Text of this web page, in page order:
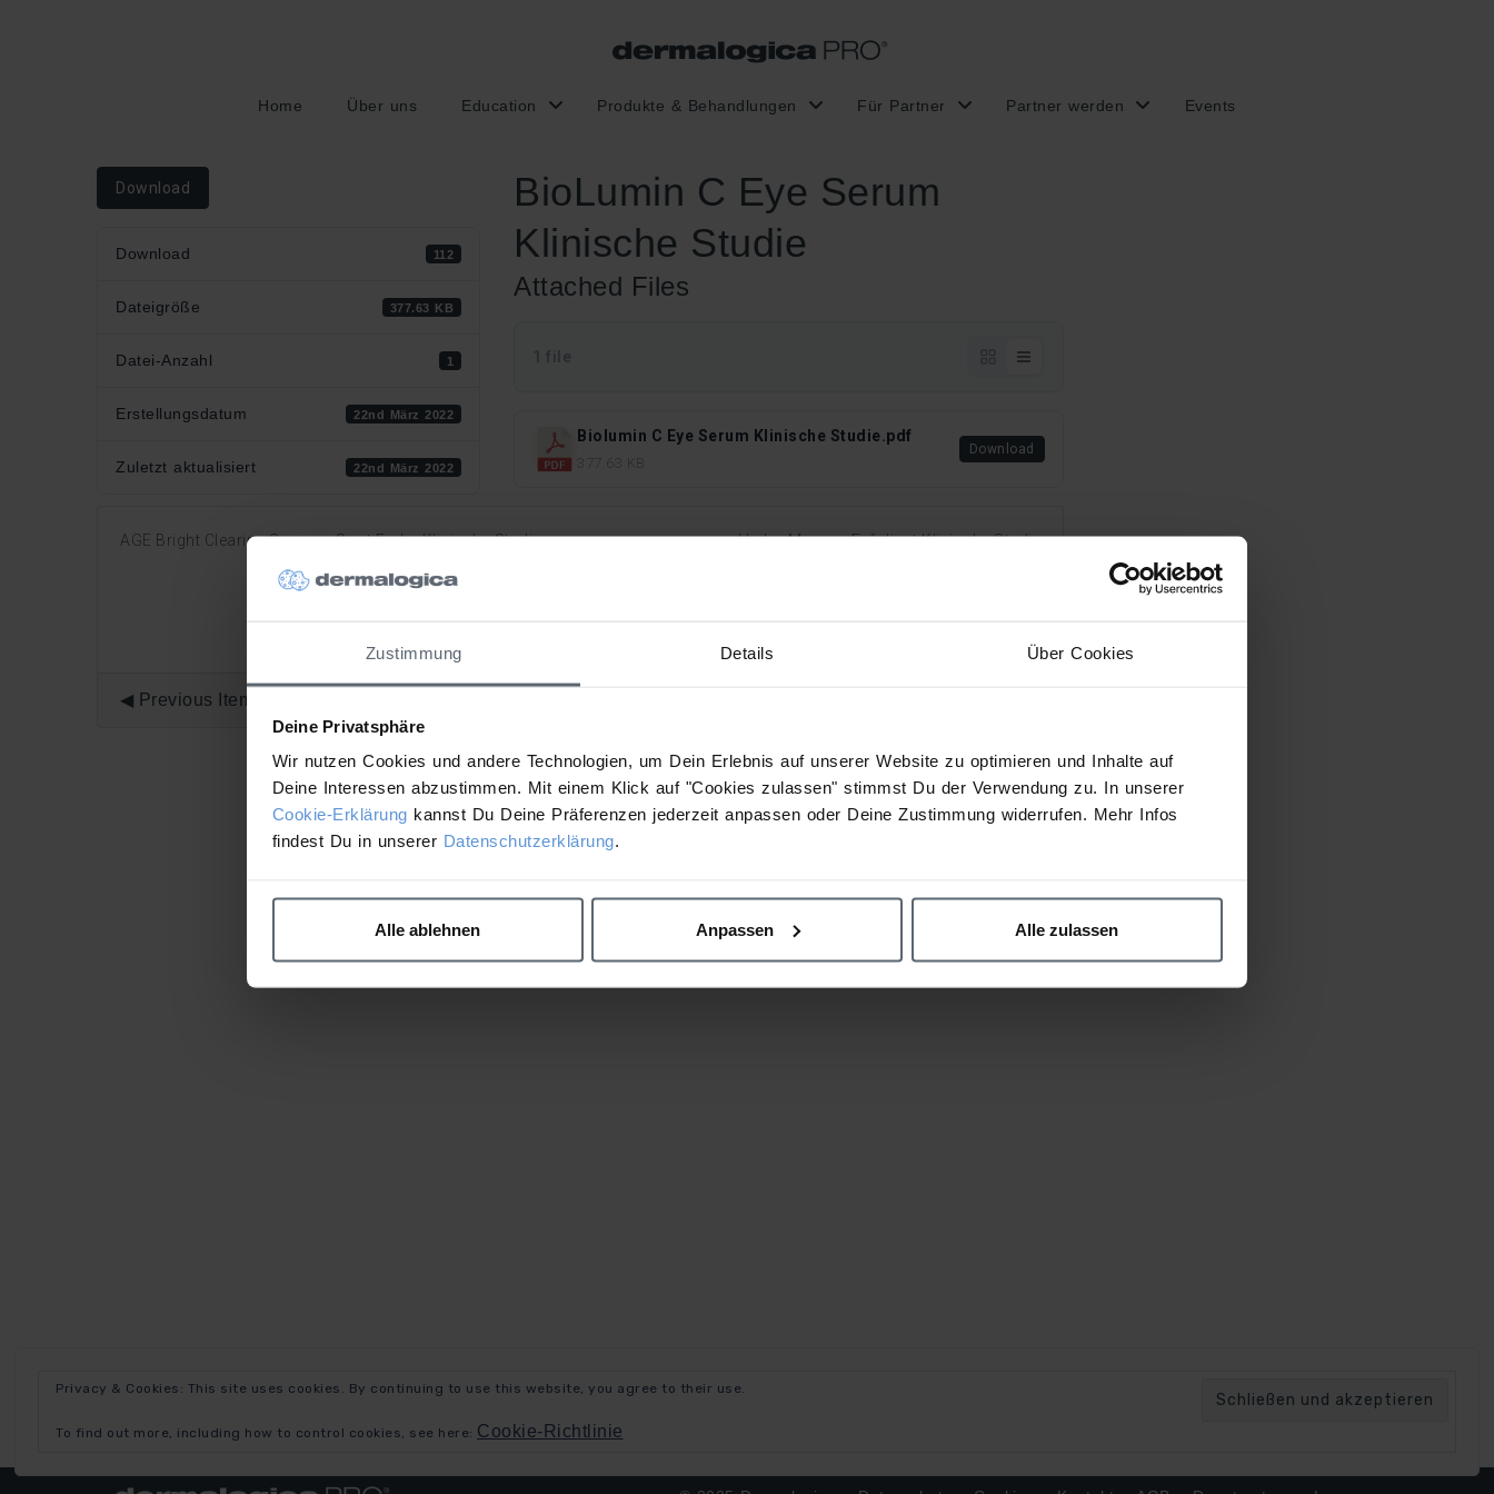
Zustimmung Details Über Cookies
Deine Privatsphäre
Wir nutzen Cookies und andere Technologien, um Dein Erlebnis auf unserer Website zu optimieren und Inhalte auf
Deine Interessen abzustimmen. Mit einem Klick auf "Cookies zulassen" stimmst Du der Verwendung zu. In unserer
Cookie-Erklärung kannst Du Deine Präferenzen jederzeit anpassen oder Deine Zustimmung widerrufen. Mehr Infos
findest Du in unserer Datenschutzerklärung.
Alle ablehnen Anpassen Alle zulassen
Home Über uns Education Produkte & Behandlungen Für Partner Partner werden Events
Download
Download 112
Dateigröße 377.63 KB
Datei-Anzahl 1
Erstellungsdatum 22nd März 2022
Zuletzt aktualisiert 22nd März 2022
BioLumin C Eye Serum
Klinische Studie
Attached Files
1 file
Biolumin C Eye Serum Klinische Studie.pdf
377.63 KB
Download
AGE Bright Clearing Serum + Spot Fader Klinische Studie Hydro Masque Exfoliant Klinische Studie
Previous Item
Privacy & Cookies: This site uses cookies. By continuing to use this website, you agree to their use.
To find out more, including how to control cookies, see here: Cookie-Richtlinie